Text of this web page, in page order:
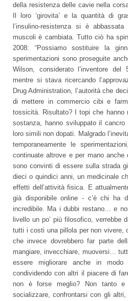
della resistenza delle cavie nella
Il loro ‘girovita’ e la quantità di
l’insulino-resistenza si è
muscoli è cambiata. Tutto ciò ha
2008: “Possiamo sostituire la
sperimentazioni sono proseguite
Wilson, considerato l’inventore
mentre si stava ricercando
Drug Administration, l’autorità che
di mettere in commercio cibi e
tossicità. Risultato? I topi che hanno
sostanza, hanno sviluppato il cancro
loro simili non dopati. Malgrado
temporaneamente le
continuate altrove e per mano
sono convinti di essere sulla strada
dieci o quindici anni, un medicinale
effetti dell’attività fisica. E
già disponibile online - c’è chi ha
incredibile. Ma i dubbi restano… e
livello un po’ più filosofico, verrebbe
tutti i costi una pillola per non vivere,
che invece dovrebbero far parte
mangiare, invecchiare, muoversi…
essere migliorare anche in
condividendo con altri il piacere di
non è forse meglio? Non tanto
socializzare, confrontarsi con gli